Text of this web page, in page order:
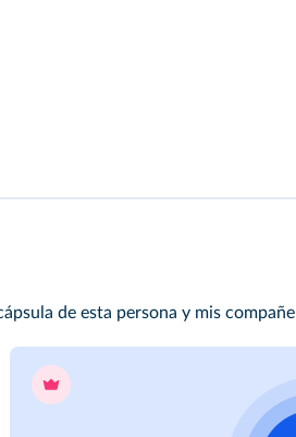
de esta persona y mis